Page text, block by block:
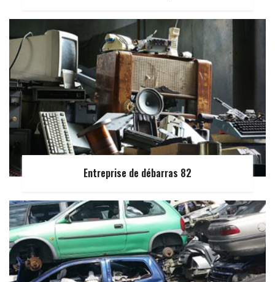
Entreprise de débarras 82